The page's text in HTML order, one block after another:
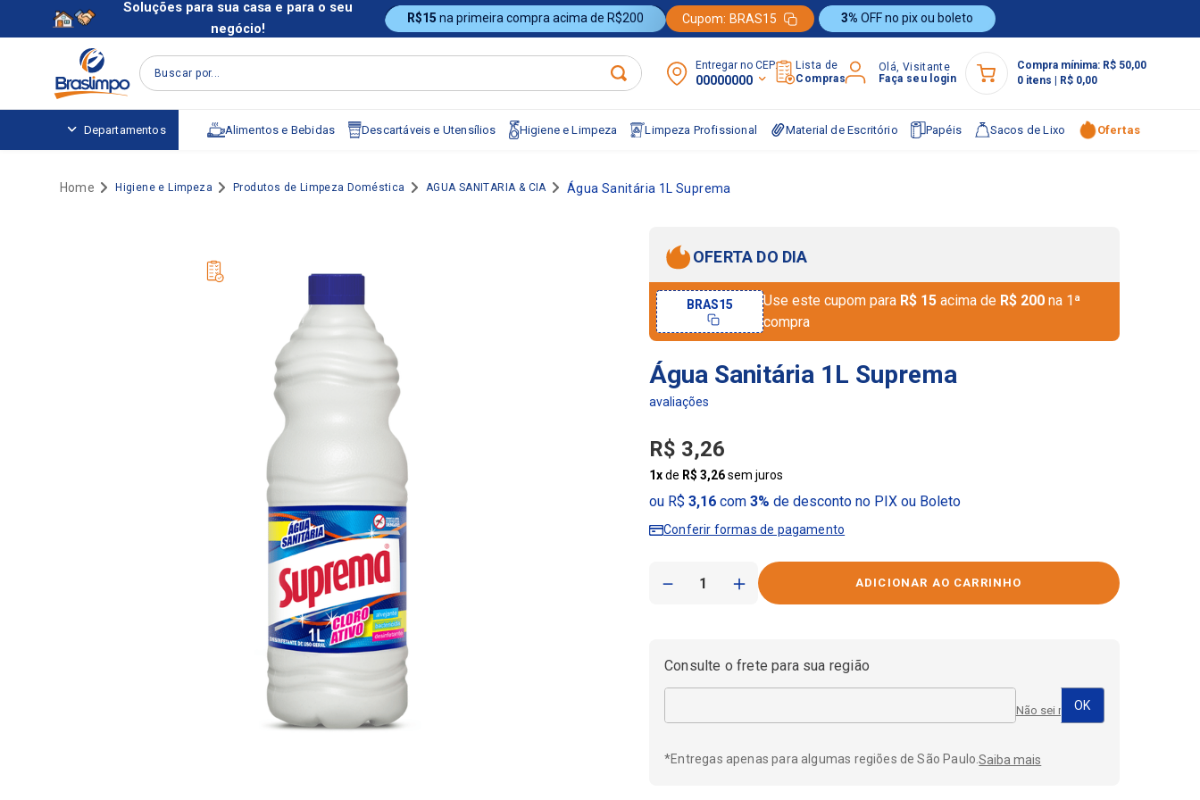
Soluções para sua casa e para o seu
negócio!
R$15 na primeira compra acima de R$200 Cupom: BRAS15 3% OFF no pix ou boleto
Buscar por... Entregar no CEP:
00000000
Lista de
Compras
Olá, Visitante
Faça seu login
Compra mínima: R$ 50,00
0 itens R$ 0,00
Departamentos Alimentos e Bebidas Descartáveis e Utensílios Higiene e Limpeza Limpeza Profissional Material de Escritório Papéis Sacos de Lixo Ofertas
Higiene e Limpeza Produtos de Limpeza Doméstica AGUA SANITARIA & CIA Água Sanitária 1L Suprema
OFERTA DO DIA
Use este cupom para R$ 15 acima de R$ 200 na 1ª
compra
BRAS15
Água Sanitária 1L Suprema
R$ 3,26
1xde R$ 3,26sem juros
ou R$3,16 com3% de desconto no PIX ou Boleto
Conferir formas de pagamento
＋
－
Consulte o frete para sua região
Não sei meu CEP
*Entregas apenas para algumas regiões de São Paulo.Saiba mais